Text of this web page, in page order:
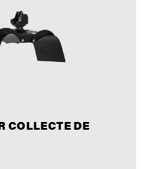
COLLECTE DE